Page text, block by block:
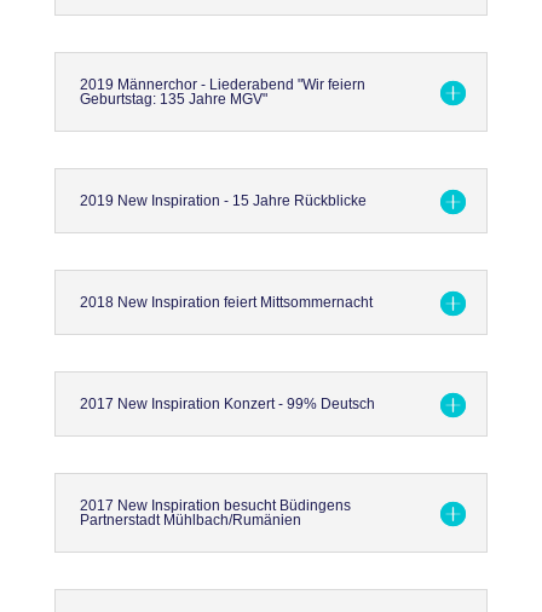
2019 Männerchor - Liederabend "Wir feiern
Geburtstag: 135 Jahre MGV"
2019 New Inspiration - 15 Jahre Rückblicke
2018 New Inspiration feiert Mittsommernacht
2017 New Inspiration Konzert - 99% Deutsch
2017 New Inspiration besucht Büdingens
Partnerstadt Mühlbach/Rumänien